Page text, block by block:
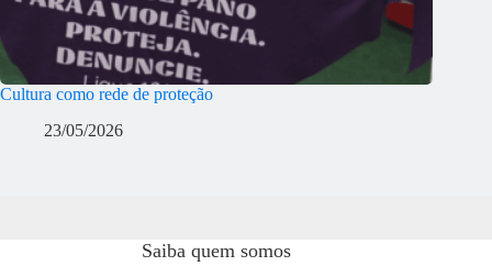
Cultura como rede de proteção
23/05/2026
Saiba quem somos